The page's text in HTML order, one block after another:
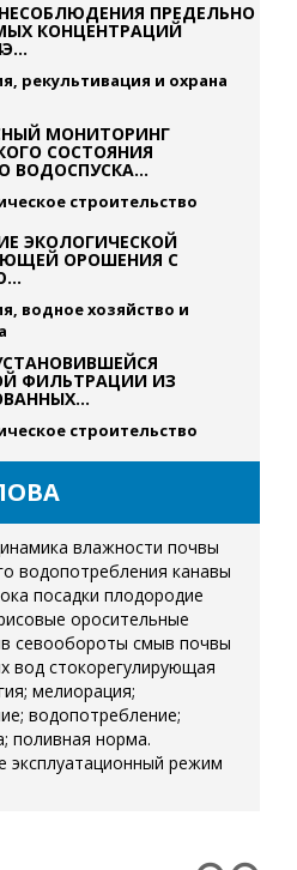
ПРЕДЕЛЬНО
КОНЦЕНТРАЦИЙ
рекультивация и охрана
МОНИТОРИНГ
СОСТОЯНИЯ
ВОДОСПУСКА...
строительство
ЭКОЛОГИЧЕСКОЙ
ОРОШЕНИЯ С
водное хозяйство и
ФИЛЬТРАЦИИ ИЗ
строительство
влажности почвы
водопотребления канавы
посадки плодородие
оросительные
севообороты смыв почвы
вод стокорегулирующая
мелиорация;
водопотребление;
поливная норма.
эксплуатационный режим